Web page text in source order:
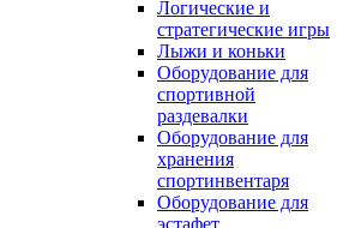
Логические и
стратегические игры
Лыжи и коньки
Оборудование для
спортивной
раздевалки
Оборудование для
хранения
спортинвентаря
Оборудование для
эстафет